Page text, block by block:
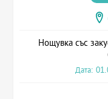
Нощувка със
Дата: